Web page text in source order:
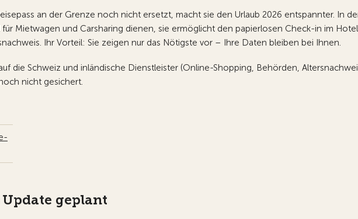
an der Grenze noch nicht ersetzt, macht sie den Urlaub 2026 entspannter. In
für Mietwagen und Carsharing dienen, sie ermöglicht den papierlosen Check-in im
Ihr Vorteil: Sie zeigen nur das Nötigste vor – Ihre Daten bleiben bei Ihnen.
die Schweiz und inländische Dienstleister (Online-Shopping, Behörden,
nicht gesichert.
geplant